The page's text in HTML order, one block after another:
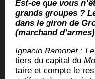
Est-ce que vous
grands groupes ?
dans le giron de
(mar­chand
Igna­cio Ramo­net:
tiers du capi­tal du
taire et compte le